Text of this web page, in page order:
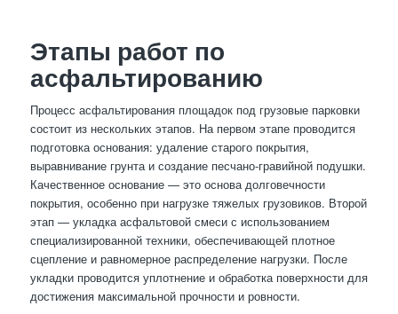
Этапы работ по
асфальтированию
Процесс асфальтирования площадок под грузовые парковки
состоит из нескольких этапов. На первом этапе проводится
подготовка основания: удаление старого покрытия,
выравнивание грунта и создание песчано-гравийной подушки.
Качественное основание — это основа долговечности
покрытия, особенно при нагрузке тяжелых грузовиков. Второй
этап — укладка асфальтовой смеси с использованием
специализированной техники, обеспечивающей плотное
сцепление и равномерное распределение нагрузки. После
укладки проводится уплотнение и обработка поверхности для
достижения максимальной прочности и ровности.